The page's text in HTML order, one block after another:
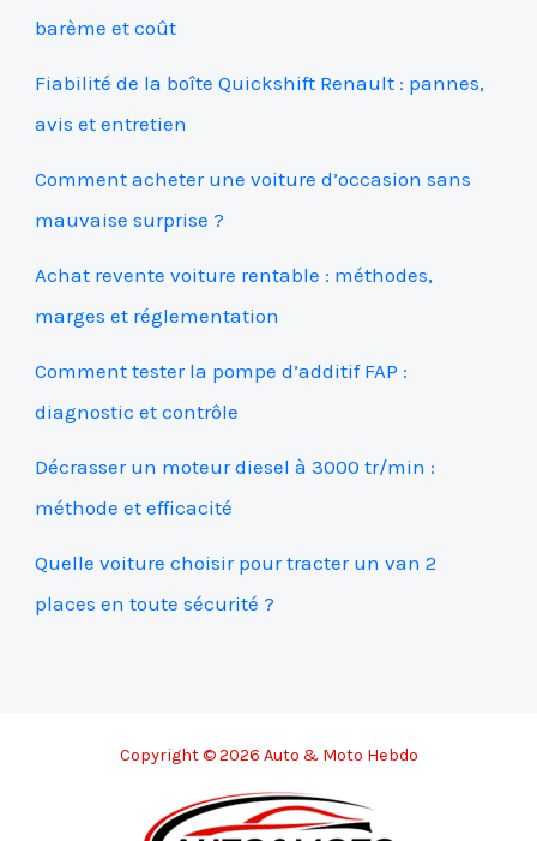
barème et coût
Fiabilité de la boîte Quickshift Renault : pannes,
avis et entretien
Comment acheter une voiture d’occasion sans
mauvaise surprise ?
Achat revente voiture rentable : méthodes,
marges et réglementation
Comment tester la pompe d’additif FAP :
diagnostic et contrôle
Décrasser un moteur diesel à 3000 tr/min :
méthode et efficacité
Quelle voiture choisir pour tracter un van 2
places en toute sécurité ?
Copyright © 2026 Auto & Moto Hebdo